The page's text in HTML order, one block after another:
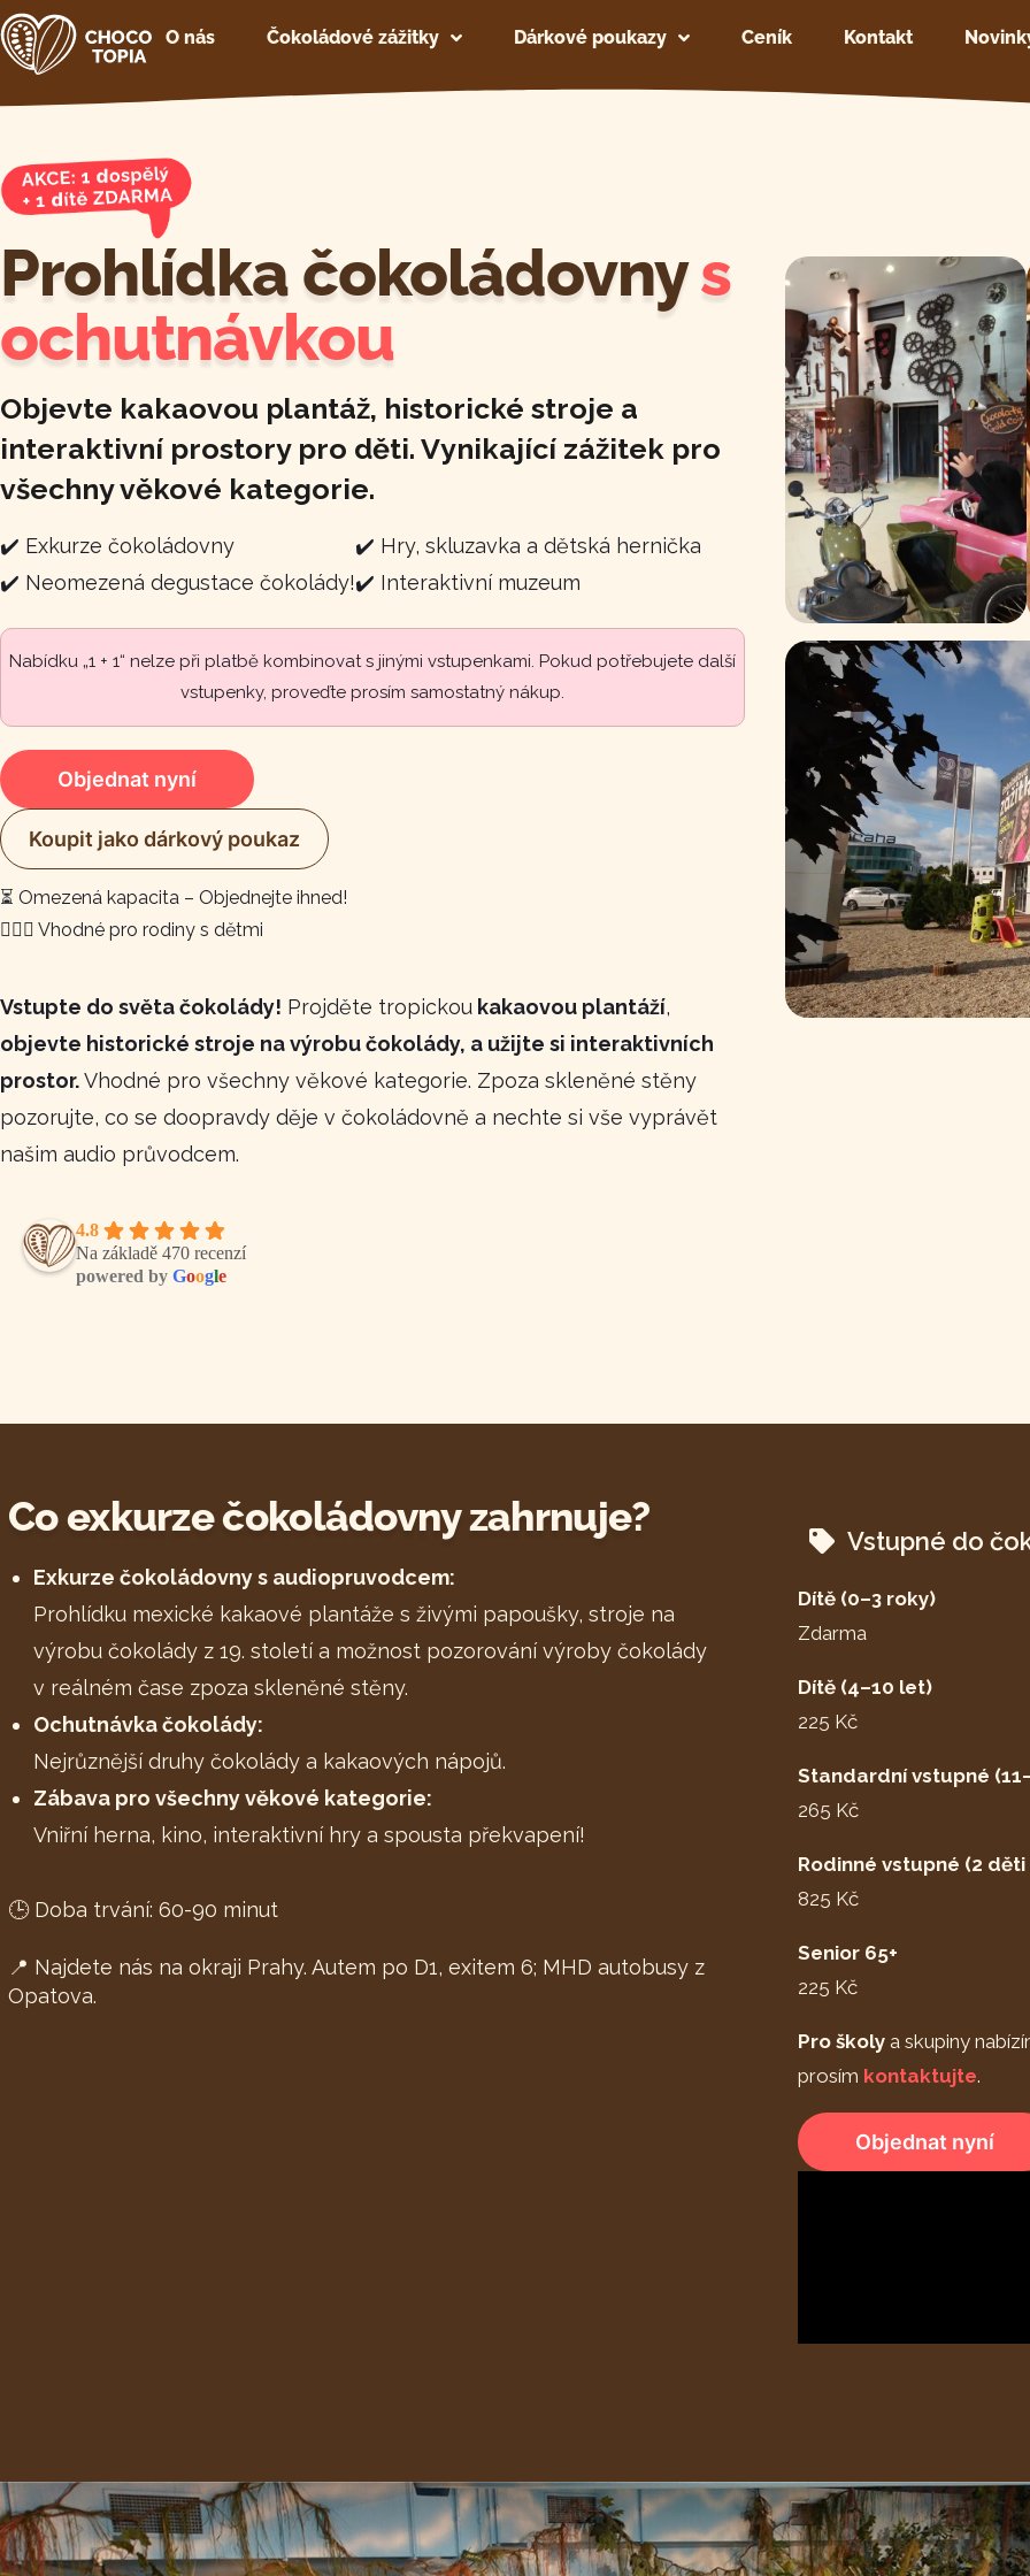
O nás Čokoládové zážitky Dárkové poukazy Ceník Kontakt
Prohlídka čokoládovnys
ochutnávkou
Objevte kakaovou plantáž, historické stroje a
interaktivní prostory pro děti. Vynikající zážitek pro
všechny věkové kategorie.
✔️ Exkurze čokoládovny
✔️ Neomezená degustace čokolády!
✔️ Hry, skluzavka a dětská hernička
✔️ Interaktivní muzeum
Nabídku „1 + 1“ nelze při platbě kombinovat s jinými vstupenkami. Pokud potřebujete další
vstupenky, proveďte prosím samostatný nákup.
Objednat nyní
Koupit jako dárkový poukaz
⏳ Omezená kapacita – Objednejte ihned!
👩‍❤️‍👩 Vhodné pro rodiny s dětmi
Vstupte do světa čokolády! Projděte tropickou kakaovou plantáží,
objevte historické stroje na výrobu čokolády, a užijte si interaktivních
prostor.Vhodné pro všechny věkové kategorie. Zpoza skleněné stěny
pozorujte, co se doopravdy děje v čokoládovně a nechte si vše vyprávět
našim audio průvodcem.
4.8
Na základě 470 recenzí
powered by Google
Co exkurze čokoládovny zahrnuje?
Exkurze čokoládovny s audiopruvodcem:
Prohlídku mexické kakaové plantáže s živými papoušky, stroje na
výrobu čokolády z 19. století a možnost pozorování výroby čokolády
v reálném čase zpoza skleněné stěny.
Ochutnávka čokolády:
Nejrůznější druhy čokolády a kakaových nápojů.
Zábava pro všechny věkové kategorie:
Vniřní herna, kino, interaktivní hry a spousta překvapení!
🕒 Doba trvání: 60-90 minut
📍 Najdete nás na okraji Prahy. Autem po D1, exitem 6; MHD autobusy z
Opatova.
Vstupné do
Dítě (0–3 roky)
Zdarma
Dítě (4–10 let)
225 Kč
Standardní vstupné
265 Kč
Rodinné vstupné (2
825 Kč
Senior 65+
225 Kč
Pro školy a skupiny
prosím kontaktujte.
Objednat nyní